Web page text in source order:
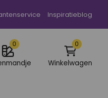
Inspiratieblog
0 0
Winkelwagen